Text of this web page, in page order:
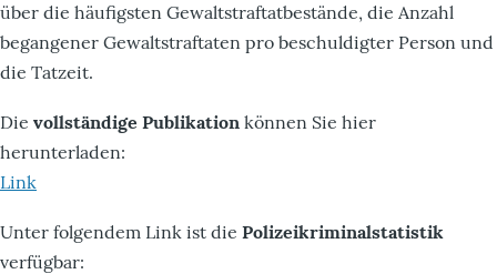
über die häufigsten Gewaltstraftatbestände, die Anzahl
begangener Gewaltstraftaten pro beschuldigter Person und
die Tatzeit.
Die vollständige Publikation können Sie hier
herunterladen:
Link
Unter folgendem Link ist die Polizeikriminalstatistik
verfügbar: